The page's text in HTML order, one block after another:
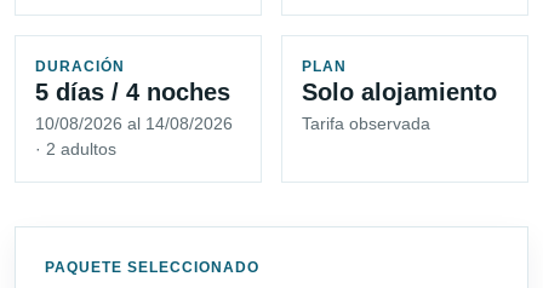
DURACIÓN
5 días / 4 noches
10/08/2026 al 14/08/2026
· 2 adultos
PLAN
Solo alojamiento
Tarifa observada
PAQUETE SELECCIONADO